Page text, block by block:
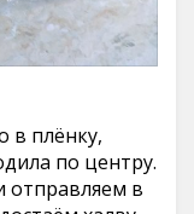
в плёнку,
по центру.
отправляем в